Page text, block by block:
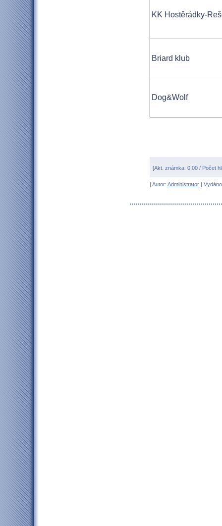
KK Hostěrádky-
Briard klub
Dog&Wolf
[Akt. známka: 0,00 / Počet
| Autor: Administrator |